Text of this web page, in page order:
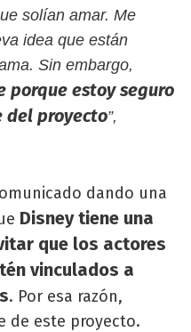
solían amar. Me
idea que están
Sin embargo,
estoy seguro
del proyecto”,
dando una
Disney tiene una
que los actores
vinculados a
. Por esa razón,
de este proyecto.